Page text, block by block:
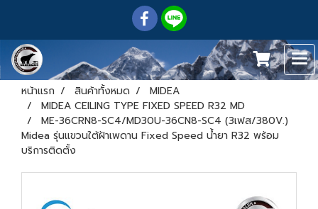
หน้าแรก สินค้าทั้งหมด
MIDEA
MIDEA CEILING TYPE FIXED SPEED R32 MD
ME-36CRN8-SC4/MD30U-36CN8-SC4 (3เฟส/380V.)
Midea รุ่นแขวนใต้ฝ้าเพดาน Fixed Speed น้ำยา R32 พร้อม
บริการติดตั้ง